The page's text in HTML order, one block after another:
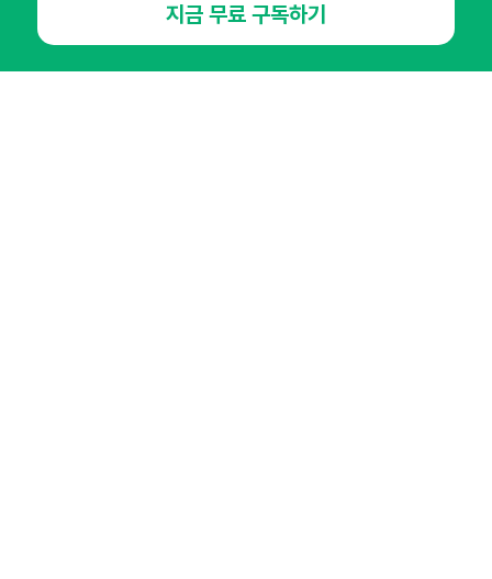
NHN AD
지금 무료 구독하기